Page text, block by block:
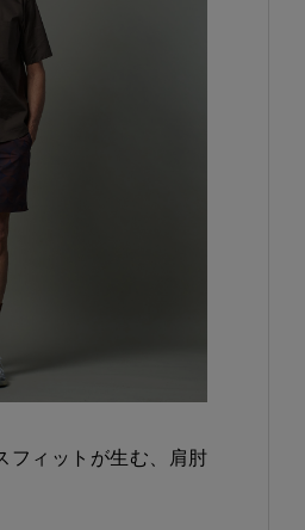
フィットが生む、肩肘